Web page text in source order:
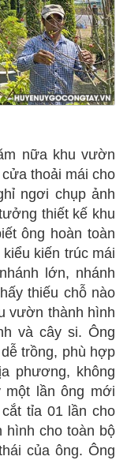
nữa khu vườn
thoải mái cho
ngơi chụp ảnh
thiết kế khu
ông hoàn toàn
kiến trúc mái
lớn, nhánh
thiếu chỗ nào
vườn thành hình
và cây si. Ông
trồng, phù hợp
phương, không
một lần ông mới
tỉa 01 lần cho
hình cho toàn bộ
của ông. Ông